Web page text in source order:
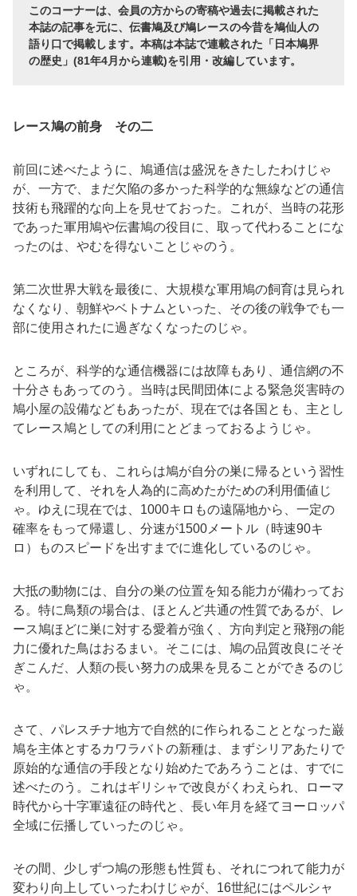
このコーナーは、会員の方からの寄稿や過去に掲載された
本誌の記事を元に、伝書鳩及び鳩レースの今昔を鳩仙人の
語り口で掲載します。本稿は本誌で連載された「日本鳩界
の歴史」(81年4月から連載)を引用・改編しています。
レース鳩の前身 その二
前回に述べたように、鳩通信は盛況をきたしたわけじゃ
が、一方で、まだ欠陥の多かった科学的な無線などの通信
技術も飛躍的な向上を見せておった。これが、当時の花形
であった軍用鳩や伝書鳩の役目に、取って代わることにな
ったのは、やむを得ないことじゃのう。
第二次世界大戦を最後に、大規模な軍用鳩の飼育は見られ
なくなり、朝鮮やベトナムといった、その後の戦争でも一
部に使用されたに過ぎなくなったのじゃ。
ところが、科学的な通信機器には故障もあり、通信網の不
十分さもあってのう。当時は民間団体による緊急災害時の
鳩小屋の設備などもあったが、現在では各国とも、主とし
てレース鳩としての利用にとどまっておるようじゃ。
いずれにしても、これらは鳩が自分の巣に帰るという習性
を利用して、それを人為的に高めたがための利用価値じ
ゃ。ゆえに現在では、 1000キロもの遠隔地から、一定の
確率をもって帰還し、分速が1500メートル（時速90キ
ロ）ものスピードを出すまでに進化しているのじゃ。
大抵の動物には、自分の巣の位置を知る能力が備わってお
る。特に鳥類の場合は、ほとんど共通の性質であるが、レ
ース鳩ほどに巣に対する愛着が強く、方向判定と飛翔の能
力に優れた鳥はおるまい。そこには、鳩の品質改良にそそ
ぎこんだ、人類の長い努力の成果を見ることができるのじ
ゃ。
さて、パレスチナ地方で自然的に作られることとなった巌
鳩を主体とするカワラバトの新種は、まずシリアあたりで
原始的な通信の手段となり始めたであろうことは、すでに
述べたのう。これはギリシャで改良がくわえられ、ローマ
時代から十字軍遠征の時代と、長い年月を経てヨーロッパ
全域に伝播していったのじゃ。
その間、少しずつ鳩の形態も性質も、それにつれて能力が
変わり向上していったわけじゃが、 16世紀にはペルシャ